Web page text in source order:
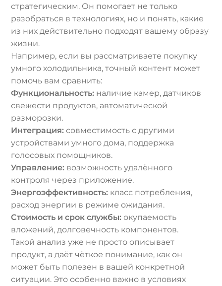
стратегическим. Он помогает не только
разобраться в технологиях, но и понять, какие
из них действительно подходят вашему образу
жизни.
Например, если вы рассматриваете покупку
умного холодильника, точный контент может
помочь вам сравнить:
Функциональность: наличие камер, датчиков
свежести продуктов, автоматической
разморозки.
Интеграция: совместимость с другими
устройствами умного дома, поддержка
голосовых помощников.
Управление: возможность удалённого
контроля через приложение.
Энергоэффективность: класс потребления,
расход энергии в режиме ожидания.
Стоимость и срок службы: окупаемость
вложений, долговечность компонентов.
Такой анализ уже не просто описывает
продукт, а даёт чёткое понимание, как он
может быть полезен в вашей конкретной
ситуации. Это особенно важно в условиях